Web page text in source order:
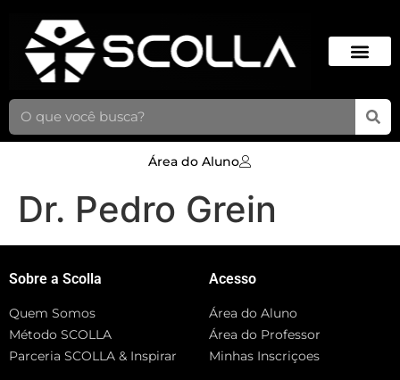
Área do Aluno
Dr. Pedro Grein
Sobre a Scolla
Quem Somos
Método SCOLLA
Parceria SCOLLA & Inspirar
Acesso
Área do Aluno
Área do Professor
Minhas Inscriçoes